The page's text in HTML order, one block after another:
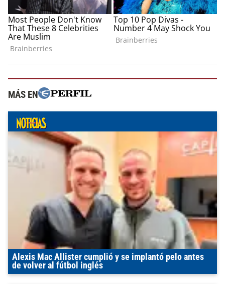
MÁS EN
Alexis Mac Allister cumplió y se implantó pelo antes
de volver al fútbol inglés